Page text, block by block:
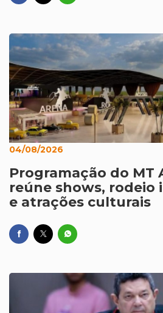
04/08/2026
Programação do MT
reúne shows, rodeio
e atrações culturais